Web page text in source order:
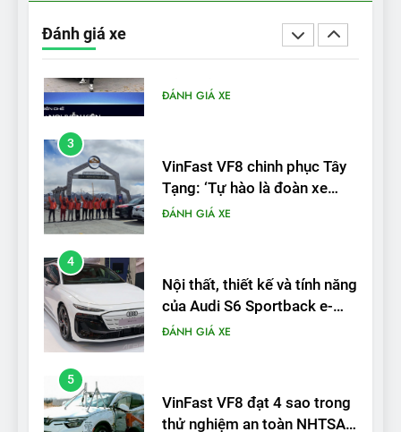
Đánh giá xe
trạm sạc, nhưng vẫn bán
3
điện Việt Nam đầu tiên lăn
bánh tại Trung Quốc’
ĐÁNH GIÁ XE
4
tron
ĐÁNH GIÁ XE
5
tại Mỹ
ĐÁNH GIÁ XE